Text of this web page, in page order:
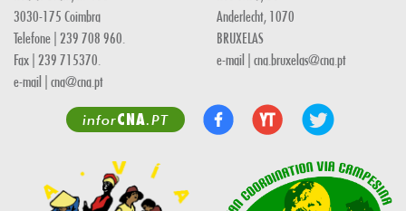
3030-175 Coimbra
Telefone | 239 708 960.
Fax | 239 715370.
e-mail | cna@cna.pt
Anderlecht, 1070
BRUXELAS
e-mail | cna.bruxelas@cna.pt
inforCNA.PT